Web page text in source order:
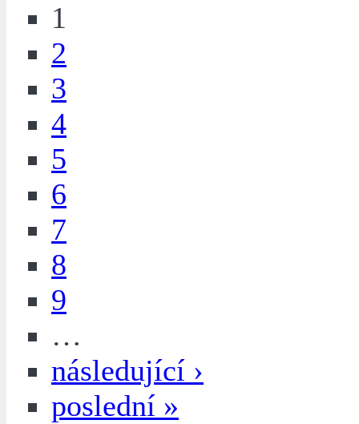
1
2
3
4
5
6
7
8
9
…
následující ›
poslední »